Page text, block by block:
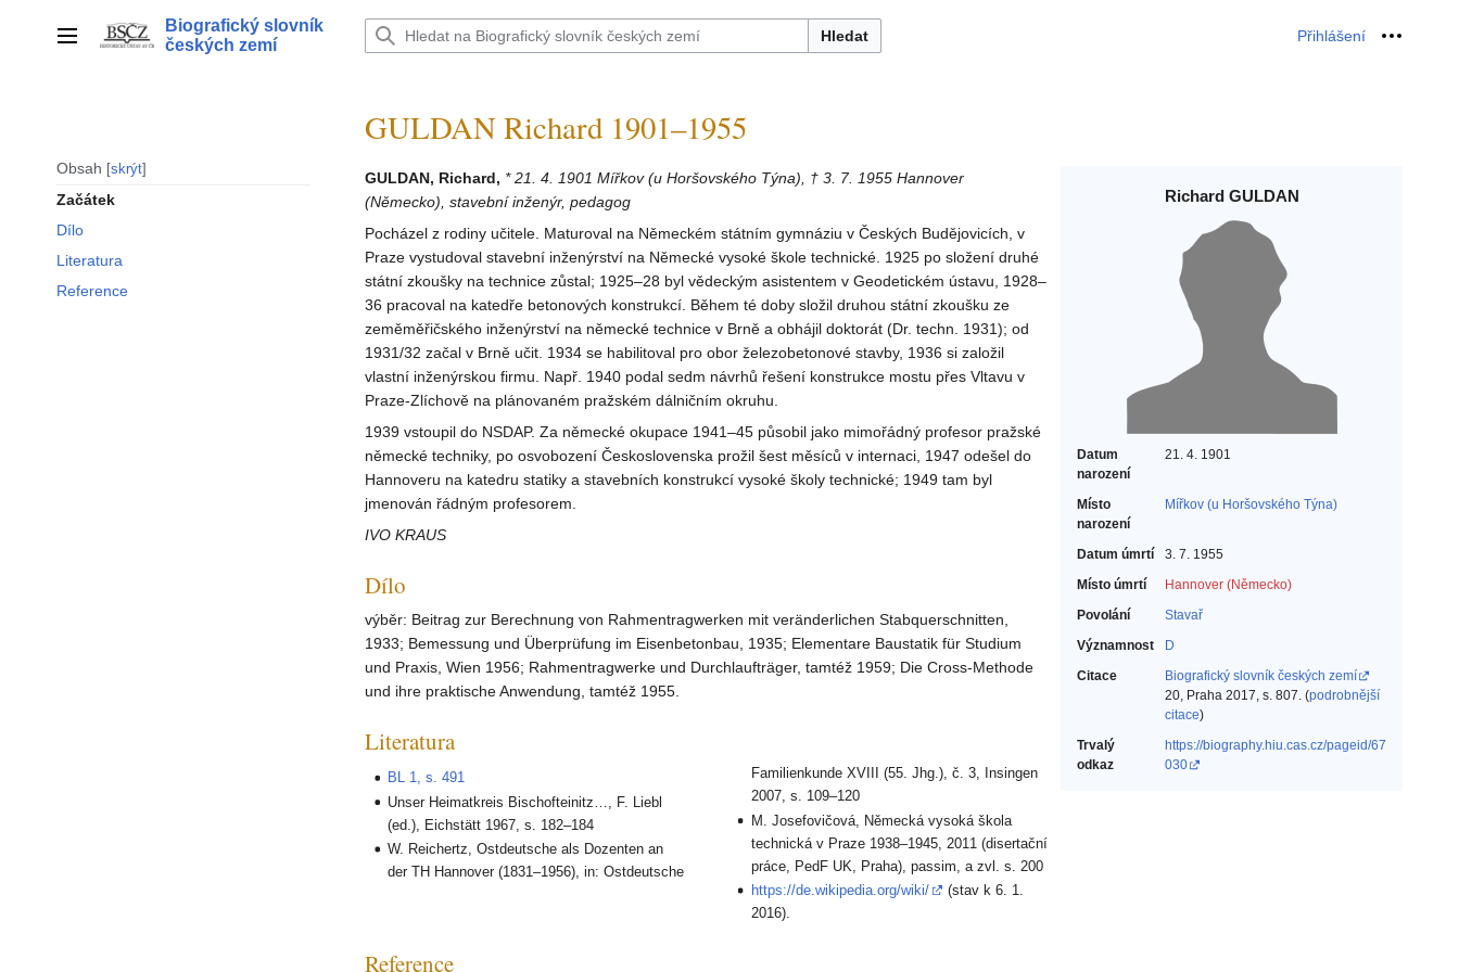
Hlavní menu
Biografický slovník
českých zemí
Hledat Přihlášení Osobní
Obsah skrýt
Začátek
Dílo
Literatura
Reference
GULDAN Richard 1901–1955
Richard GULDAN
Datum
narození
21. 4. 1901
Místo
narození
Mířkov (u Horšovského Týna)
Datum úmrtí
3. 7. 1955
Místo úmrtí
Hannover (Německo)
Povolání
Stavař‎
Významnost
D
Citace
Biografický slovník českých zemí
20, Praha 2017, s. 807. (podrobnější
citace)
Trvalý
odkaz
https://biography.hiu.cas.cz/pageid/67
030
GULDAN, Richard, * 21. 4. 1901 Mířkov (u Horšovského Týna), † 3. 7. 1955 Hannover
(Německo), stavební inženýr, pedagog
Pocházel z rodiny učitele. Maturoval na Německém státním gymnáziu v Českých Budějovicích, v
Praze vystudoval stavební inženýrství na Německé vysoké škole technické. 1925 po složení druhé
státní zkoušky na technice zůstal; 1925–28 byl vědeckým asistentem v Geodetickém ústavu, 1928–
36 pracoval na katedře betonových konstrukcí. Během té doby složil druhou státní zkoušku ze
zeměměřičského inženýrství na německé technice v Brně a obhájil doktorát (Dr. techn. 1931); od
1931/32 začal v Brně učit. 1934 se habilitoval pro obor železobetonové stavby, 1936 si založil
vlastní inženýrskou firmu. Např. 1940 podal sedm návrhů řešení konstrukce mostu přes Vltavu v
Praze-Zlíchově na plánovaném pražském dálničním okruhu.
1939 vstoupil do NSDAP. Za německé okupace 1941–45 působil jako mimořádný profesor pražské
německé techniky, po osvobození Československa prožil šest měsíců v internaci, 1947 odešel do
Hannoveru na katedru statiky a stavebních konstrukcí vysoké školy technické; 1949 tam byl
jmenován řádným profesorem.
IVO KRAUS
Dílo
výběr: Beitrag zur Berechnung von Rahmentragwerken mit veränderlichen Stabquerschnitten,
1933; Bemessung und Überprüfung im Eisenbetonbau, 1935; Elementare Baustatik für Studium
und Praxis, Wien 1956; Rahmentragwerke und Durchlaufträger, tamtéž 1959; Die Cross-Methode
und ihre praktische Anwendung, tamtéž 1955.
Literatura
BL 1, s. 491
Unser Heimatkreis Bischofteinitz…, F. Liebl
(ed.), Eichstätt 1967, s. 182–184
W. Reichertz, Ostdeutsche als Dozenten an
der TH Hannover (1831–1956), in: Ostdeutsche
Familienkunde XVIII (55. Jhg.), č. 3, Insingen
2007, s. 109–120
M. Josefovičová, Německá vysoká škola
technická v Praze 1938–1945, 2011 (disertační
práce, PedF UK, Praha), passim, a zvl. s. 200
https://de.wikipedia.org/wiki/
(stav k 6. 1.
2016).
Reference